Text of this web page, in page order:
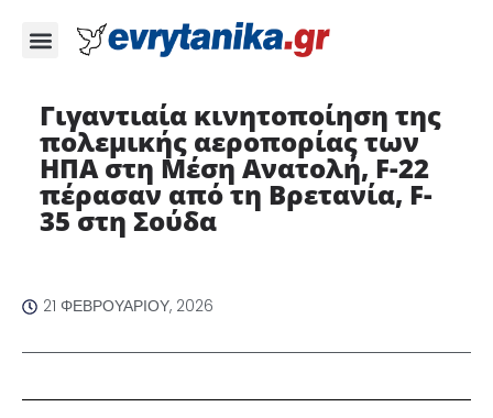
Γιγαντιαία κινητοποίηση της
πολεμικής αεροπορίας των
ΗΠΑ στη Μέση Ανατολή, F-22
πέρασαν από τη Βρετανία, F-
35 στη Σούδα
21 ΦΕΒΡΟΥΑΡΊΟΥ, 2026